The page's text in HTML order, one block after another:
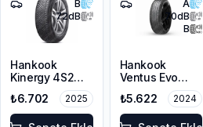
B
72dB
Hankook
Kinergy 4S2
245/45ZR17
99Y XL M+S
₺6.702 2025
A
70dB
B
Hankook
Ventus Evo
245/45ZR17
99Y XL
₺5.622 2024